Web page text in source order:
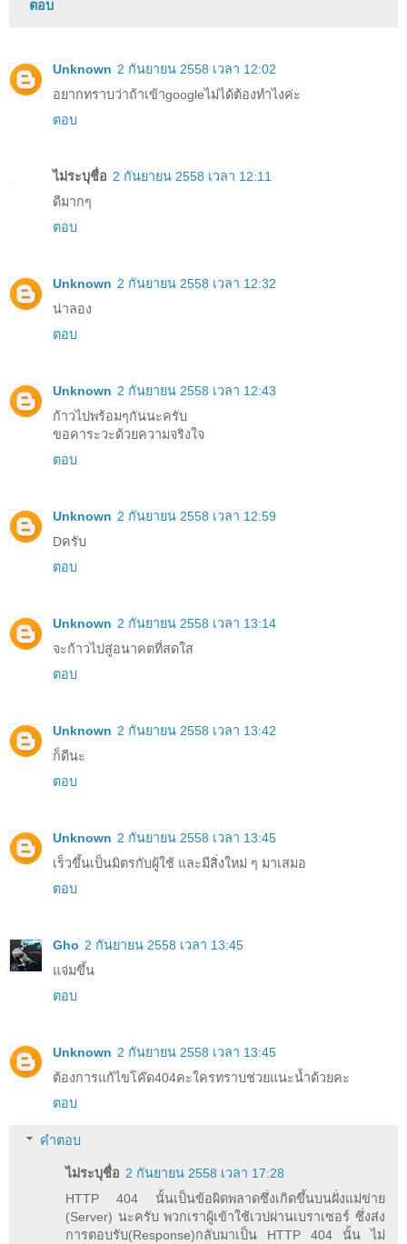
ตอบ
Unknown 2 กันยายน 2558 เวลา 12:02
อยากทราบว่าถ้าเข้าgoogleไม่ได้ต้องทำไงค่ะ
ตอบ
ไม่ระบุชื่อ 2 กันยายน 2558 เวลา 12:11
ดีมากๆ
ตอบ
Unknown 2 กันยายน 2558 เวลา 12:32
น่าลอง
ตอบ
Unknown 2 กันยายน 2558 เวลา 12:43
ก้าวไปพร้อมๆกันนะครับ
ขอคาระวะด้วยความจริงใจ
ตอบ
Unknown 2 กันยายน 2558 เวลา 12:59
Dครับ
ตอบ
Unknown 2 กันยายน 2558 เวลา 13:14
จะก้าวไปสู่อนาคตที่สดใส
ตอบ
Unknown 2 กันยายน 2558 เวลา 13:42
ก็ดีนะ
ตอบ
Unknown 2 กันยายน 2558 เวลา 13:45
เร็วขึ้นเป็นมิตรกับผู้ใช้ และมีสิ่งใหม่ ๆ มาเสมอ
ตอบ
Gho 2 กันยายน 2558 เวลา 13:45
แจ่มขึ้น
ตอบ
Unknown 2 กันยายน 2558 เวลา 13:45
ต้องการแก้ไขโค๊ด404คะใครทราบช่วยแนะน้ำด้วยคะ
ตอบ
คำตอบ
ไม่ระบุชื่อ 2 กันยายน 2558 เวลา 17:28
HTTP 404 นั้นเป็นข้อผิดพลาดซึ่งเกิดขึ้นบนฝั่งแม่ข่าย
(Server) นะครับ พวกเราผู้เข้าใช้เวปผ่านเบราเซอร์ ซึ่งส่ง
การตอบรับ(Response)กลับมาเป็น HTTP 404 นั้น ไม่